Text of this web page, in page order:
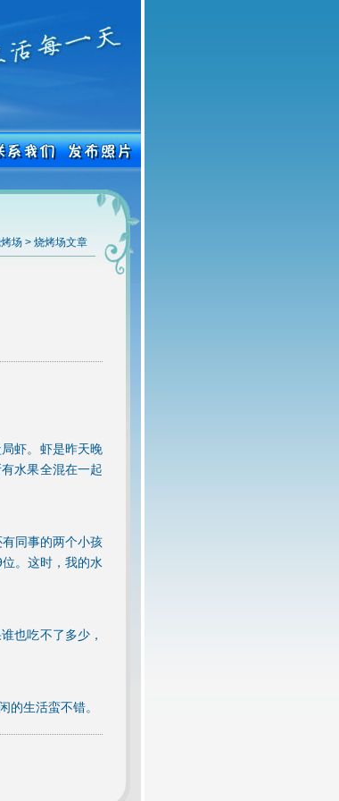
场 > 烧烤场文章
虾。虾是昨天晚
水果全混在一起
同事的两个小孩
。这时，我的水
也吃不了多少，
的生活蛮不错。